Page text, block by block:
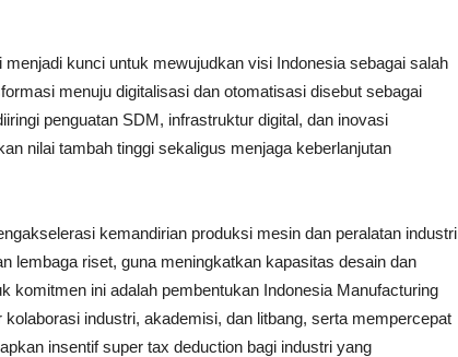
kunci untuk mewujudkan visi Indonesia sebagai salah
menuju digitalisasi dan otomatisasi disebut sebagai
penguatan SDM, infrastruktur digital, dan inovasi
nilai tambah tinggi sekaligus menjaga keberlanjutan
kemandirian produksi mesin dan peralatan industri
lembaga riset, guna meningkatkan kapasitas desain dan
komitmen ini adalah pembentukan Indonesia Manufacturing
industri, akademisi, dan litbang, serta mempercepat
insentif super tax deduction bagi industri yang